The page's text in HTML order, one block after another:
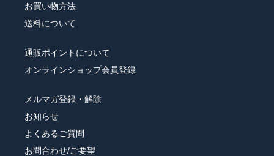
お買い物方法
送料について
通販ポイントについて
オンラインショップ会員登録
メルマガ登録・解除
お知らせ
よくあるご質問
お問合わせ/ご要望